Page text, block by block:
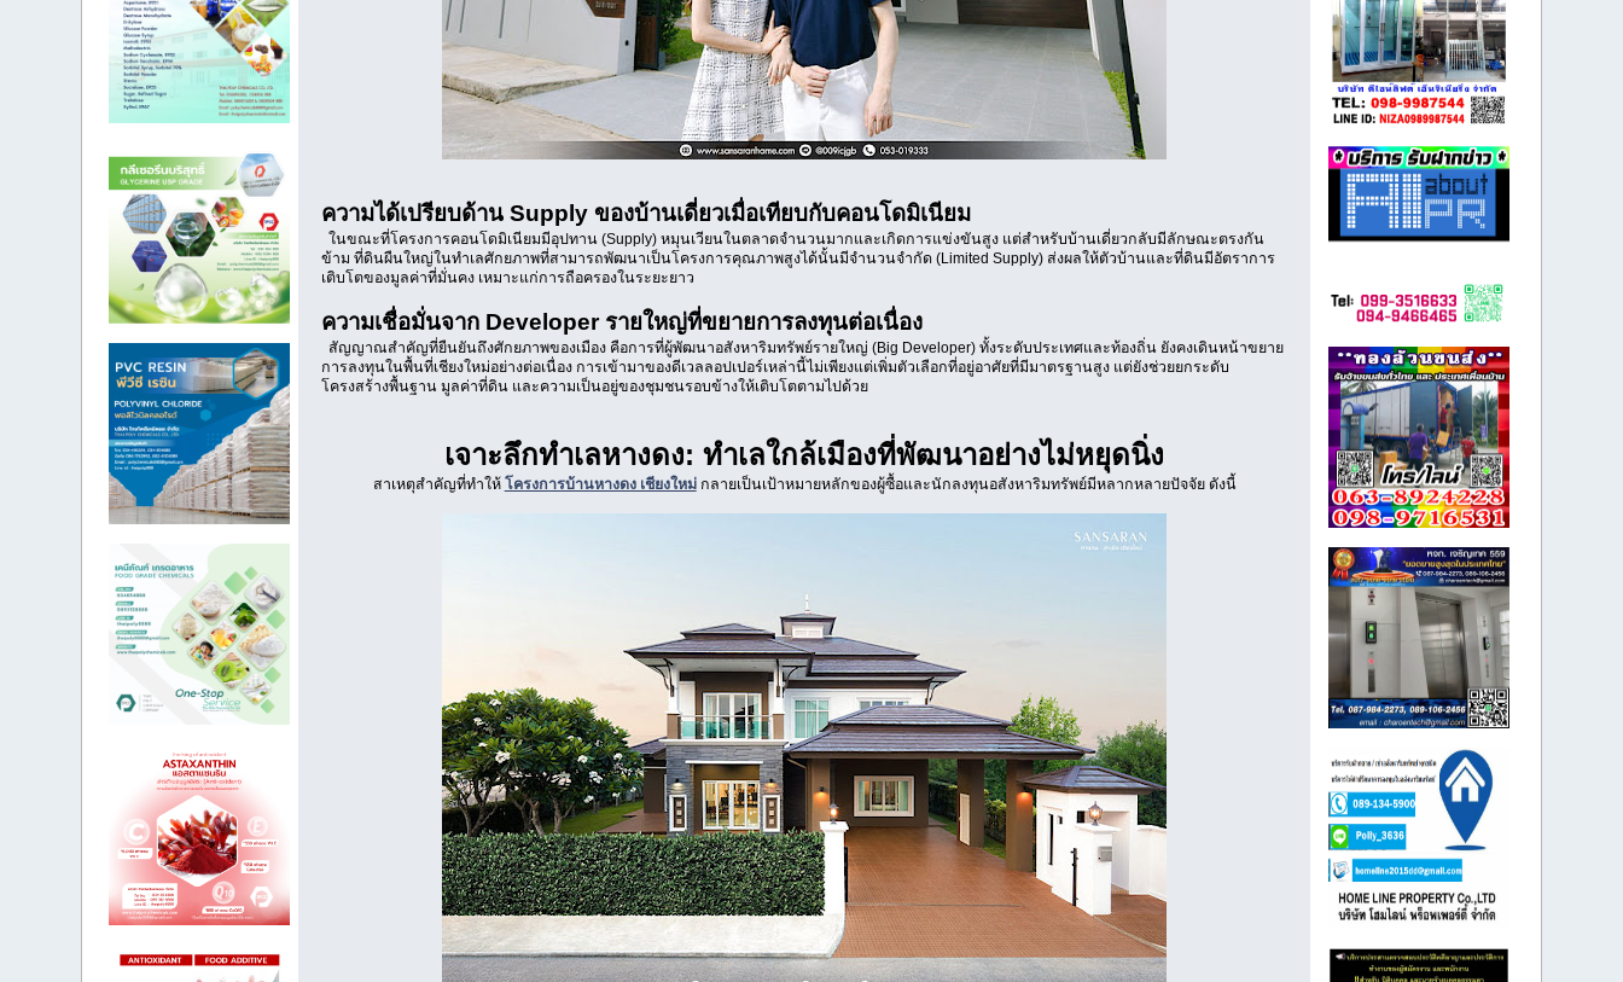
ความได้เปรียบด้าน Supply ของบ้านเดี่ยวเมื่อเทียบกับคอนโดมิเนียม
ในขณะที่โครงการคอนโดมิเนียมมีอุปทาน (Supply) หมุนเวียนในตลาดจำนวนมากและเกิดการแข่งขันสูง แต่สำหรับบ้านเดี่ยวกลับมีลักษณะตรงกัน
ข้าม ที่ดินผืนใหญ่ในทำเลศักยภาพที่สามารถพัฒนาเป็นโครงการคุณภาพสูงได้นั้นมีจำนวนจำกัด (Limited Supply) ส่งผลให้ตัวบ้านและที่ดินมีอัตราการ
เติบโตของมูลค่าที่มั่นคง เหมาะแก่การถือครองในระยะยาว
ความเชื่อมั่นจาก Developer รายใหญ่ที่ขยายการลงทุนต่อเนื่อง
สัญญาณสำคัญที่ยืนยันถึงศักยภาพของเมือง คือการที่ผู้พัฒนาอสังหาริมทรัพย์รายใหญ่ (Big Developer) ทั้งระดับประเทศและท้องถิ่น ยังคงเดินหน้าขยาย
การลงทุนในพื้นที่เชียงใหม่อย่างต่อเนื่อง การเข้ามาของดีเวลลอปเปอร์เหล่านี้ไม่เพียงแต่เพิ่มตัวเลือกที่อยู่อาศัยที่มีมาตรฐานสูง แต่ยังช่วยยกระดับ
โครงสร้างพื้นฐาน มูลค่าที่ดิน และความเป็นอยู่ของชุมชนรอบข้างให้เติบโตตามไปด้วย
เจาะลึกทำเลหางดง: ทำเลใกล้เมืองที่พัฒนาอย่างไม่หยุดนิ่ง
สาเหตุสำคัญที่ทำให้ โครงการบ้านหางดง เชียงใหม่กลายเป็นเป้าหมายหลักของผู้ซื้อและนักลงทุนอสังหาริมทรัพย์มีหลากหลายปัจจัย ดังนี้